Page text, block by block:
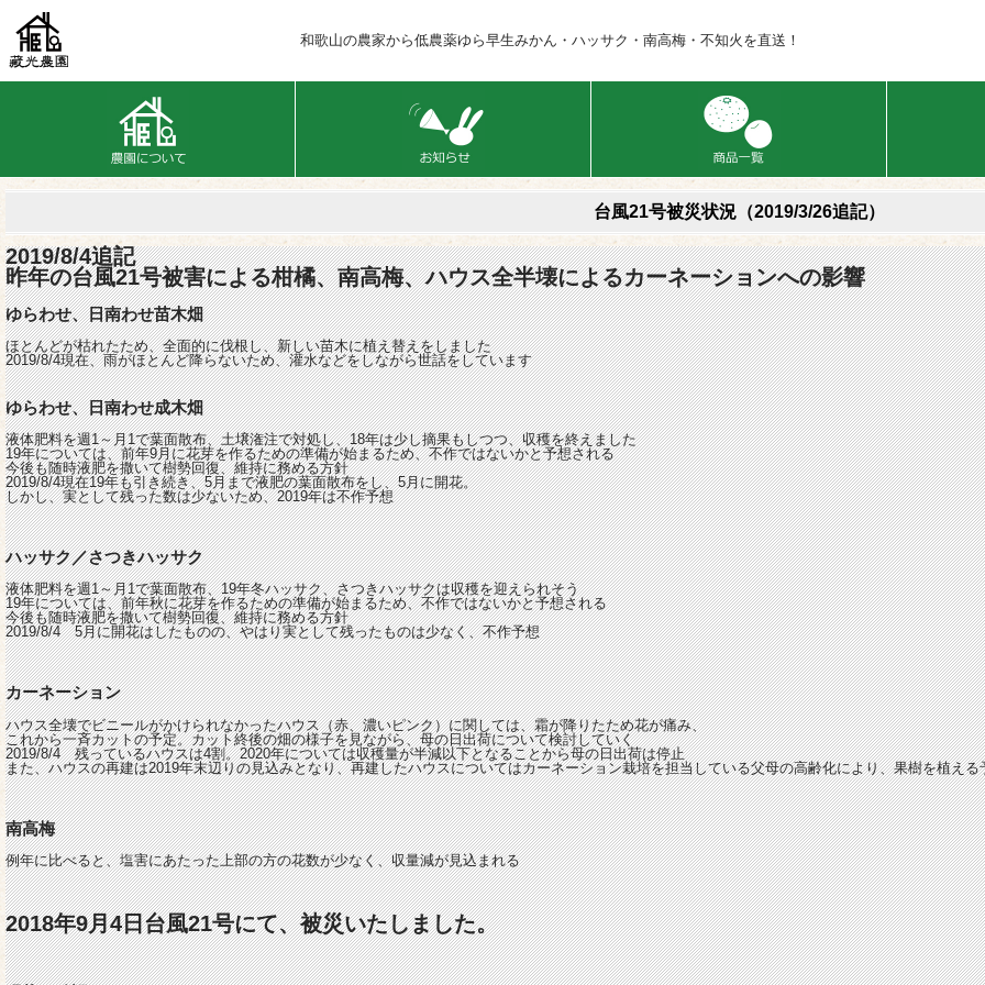
和歌山の農家から低農薬ゆら早生みかん・ハッサク・南高梅・不知火を直送！
台風21号被災状況（2019/3/26追記）
2019/8/4追記
昨年の台風21号被害による柑橘、南高梅、ハウス全半壊によるカーネーションへの影響
ゆらわせ、日南わせ苗木畑
ほとんどが枯れたため、全面的に伐根し、新しい苗木に植え替えをしました
2019/8/4現在、雨がほとんど降らないため、灌水などをしながら世話をしています
ゆらわせ、日南わせ成木畑
液体肥料を週1～月1で葉面散布、土壌潅注で対処し、18年は少し摘果もしつつ、収穫を終えました
19年については、前年9月に花芽を作るための準備が始まるため、不作ではないかと予想される
今後も随時液肥を撒いて樹勢回復、維持に務める方針
2019/8/4現在19年も引き続き、5月まで液肥の葉面散布をし、5月に開花。
しかし、実として残った数は少ないため、2019年は不作予想
ハッサク／さつきハッサク
液体肥料を週1～月1で葉面散布、19年冬ハッサク、さつきハッサクは収穫を迎えられそう
19年については、前年秋に花芽を作るための準備が始まるため、不作ではないかと予想される
今後も随時液肥を撒いて樹勢回復、維持に務める方針
2019/8/4 5月に開花はしたものの、やはり実として残ったものは少なく、不作予想
カーネーション
ハウス全壊でビニールがかけられなかったハウス（赤、濃いピンク）に関しては、霜が降りたため花が痛み、
これから一斉カットの予定。カット終後の畑の様子を見ながら、母の日出荷について検討していく
2019/8/4 残っているハウスは4割。2020年については収穫量が半減以下となることから母の日出荷は停止
また、ハウスの再建は2019年末辺りの見込みとなり、再建したハウスについてはカーネーション栽培を担当している父母の高齢化により、果樹を植える
南高梅
例年に比べると、塩害にあたった上部の方の花数が少なく、収量減が見込まれる
2018年9月4日台風21号にて、被災いたしました。